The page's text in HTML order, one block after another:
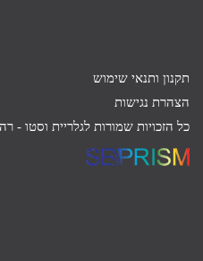
תקנון ותנאי שימוש
הצהרת נגישות
כל הזכויות שמורות לגלריית וסטו -